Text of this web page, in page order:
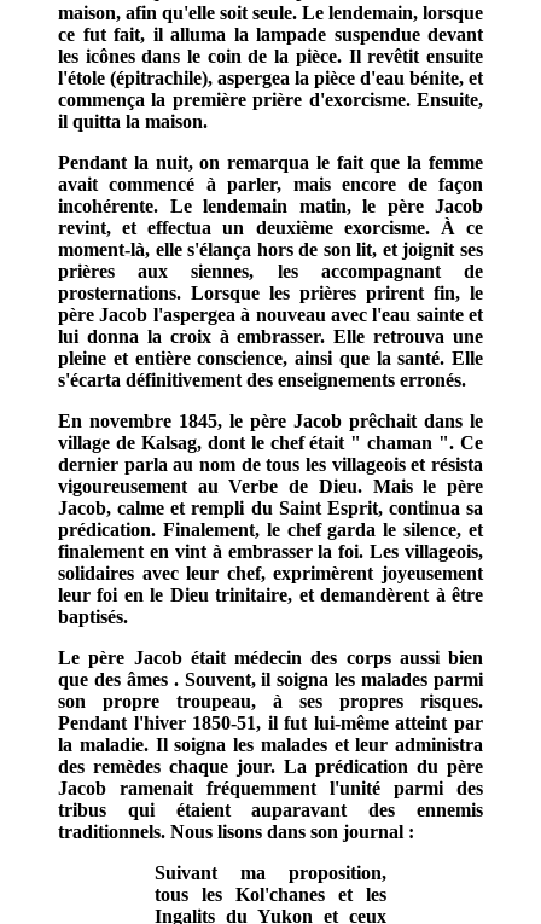
maison, afin qu'elle soit seule. Le lendemain, lorsque
ce fut fait, il alluma la lampade suspendue devant
les icônes dans le coin de la pièce. Il revêtit ensuite
l'étole (épitrachile), aspergea la pièce d'eau bénite, et
commença la première prière d'exorcisme. Ensuite,
il quitta la maison.
Pendant la nuit, on remarqua le fait que la femme
avait commencé à parler, mais encore de façon
incohérente. Le lendemain matin, le père Jacob
revint, et effectua un deuxième exorcisme. À ce
moment-là, elle s'élança hors de son lit, et joignit ses
prières aux siennes, les accompagnant de
prosternations. Lorsque les prières prirent fin, le
père Jacob l'aspergea à nouveau avec l'eau sainte et
lui donna la croix à embrasser. Elle retrouva une
pleine et entière conscience, ainsi que la santé. Elle
s'écarta définitivement des enseignements erronés.
En novembre 1845, le père Jacob prêchait dans le
village de Kalsag, dont le chef était " chaman ". Ce
dernier parla au nom de tous les villageois et résista
vigoureusement au Verbe de Dieu. Mais le père
Jacob, calme et rempli du Saint Esprit, continua sa
prédication. Finalement, le chef garda le silence, et
finalement en vint à embrasser la foi. Les villageois,
solidaires avec leur chef, exprimèrent joyeusement
leur foi en le Dieu trinitaire, et demandèrent à être
baptisés.
Le père Jacob était médecin des corps aussi bien
que des âmes . Souvent, il soigna les malades parmi
son propre troupeau, à ses propres risques.
Pendant l'hiver 1850-51, il fut lui-même atteint par
la maladie. Il soigna les malades et leur administra
des remèdes chaque jour. La prédication du père
Jacob ramenait fréquemment l'unité parmi des
tribus qui étaient auparavant des ennemis
traditionnels. Nous lisons dans son journal :
Suivant ma proposition,
tous les Kol'chanes et les
Ingalits du Yukon et ceux